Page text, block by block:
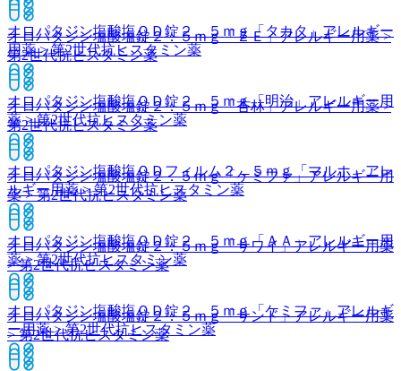
オロパタジン塩酸塩ＯＤ錠２．５ｍｇ「タカタ」 アレルギー
用薬 > 第2世代抗ヒスタミン薬
オロパタジン塩酸塩ＯＤ錠２．５ｍｇ「明治」 アレルギー用
薬 > 第2世代抗ヒスタミン薬
オロパタジン塩酸塩ＯＤフィルム２．５ｍｇ「マルホ」アレ
ルギー用薬 > 第2世代抗ヒスタミン薬
オロパタジン塩酸塩ＯＤ錠２．５ｍｇ「ＡＡ」アレルギー用
薬 > 第2世代抗ヒスタミン薬
オロパタジン塩酸塩ＯＤ錠２．５ｍｇ「ケミファ」 アレルギ
ー用薬 > 第2世代抗ヒスタミン薬
オロパタジン塩酸塩錠２．５ｍｇ「ＺＥ」アレルギー用薬 >
第2世代抗ヒスタミン薬
オロパタジン塩酸塩錠２．５ｍｇ「杏林」アレルギー用薬 >
第2世代抗ヒスタミン薬
オロパタジン塩酸塩錠２．５ｍｇ「ケミファ」アレルギー用
薬 > 第2世代抗ヒスタミン薬
オロパタジン塩酸塩錠２．５ｍｇ「サワイ」アレルギー用薬
> 第2世代抗ヒスタミン薬
オロパタジン塩酸塩錠２．５ｍｇ「サンド」アレルギー用薬
> 第2世代抗ヒスタミン薬